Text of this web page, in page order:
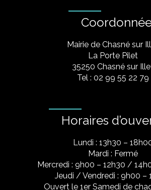
Mairie de Chasné sur
La Porte Pilet
35250 Chasné sur
Tel : 02 99 55 22 79
Horaires
Lundi : 13h30 –
Mardi : Fermé
Mercredi : 9h00 – 12h30 /
Jeudi / Vendredi : 9h00 –
Ouvert le 1er Samedi de